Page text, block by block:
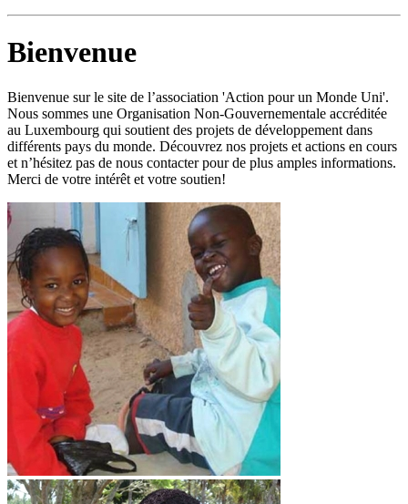
Bienvenue
Bienvenue sur le site de l’association 'Action pour un Monde Uni'.
Nous sommes une Organisation Non-Gouvernementale accréditée
au Luxembourg qui soutient des projets de développement dans
différents pays du monde. Découvrez nos projets et actions en cours
et n’hésitez pas de nous contacter pour de plus amples informations.
Merci de votre intérêt et votre soutien!